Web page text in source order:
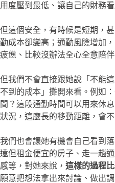
用度壓到最低、讓自己的財務
但這個安全，有時候是短期，
勤成本卻變高；通勤風險增加
疲憊、比較沒辦法全心全意陪伴
但我們不會直接跟她說「不能
不到的成本」攤開來看。例如
間？這段通勤時間可以用來休
狀況，這麼長的移動距離，會
我們也會讓她有機會自己看到
遠但租金便宜的房子、走一趟
感等，對她來說， 這樣的過程
願意把想法拿出來討論、做出調